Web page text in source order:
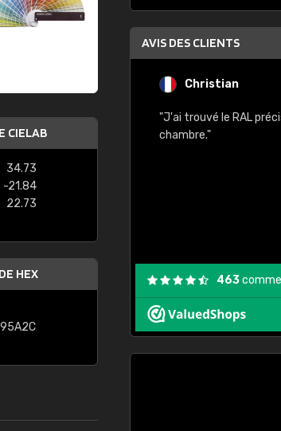
CIELAB
34.73
-21.84
22.73
HEX
AVIS DES CLIENTS
voir clairement quels
Il y a plusieurs
Design, etc. On ne
La livraison s'est
me convient."
Christian
"J'ai trouvé le RAL précis
chambre."
463